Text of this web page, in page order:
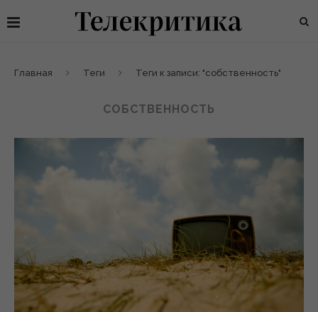
Главная Теги Теги к записи: "собственность"
СОБСТВЕННОСТЬ